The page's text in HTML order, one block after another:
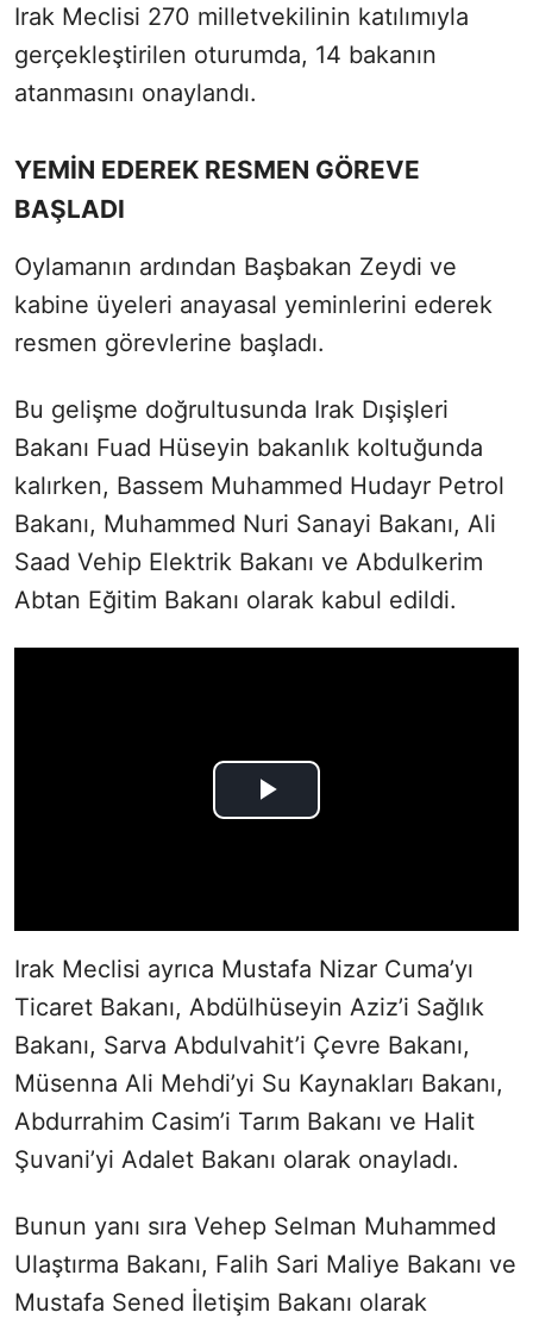
Irak Meclisi 270 milletvekilinin katılımıyla
gerçekleştirilen oturumda, 14 bakanın
atanmasını onaylandı.
YEMİN EDEREK RESMEN GÖREVE
BAŞLADI
Oylamanın ardından Başbakan Zeydi ve
kabine üyeleri anayasal yeminlerini ederek
resmen görevlerine başladı.
Bu gelişme doğrultusunda Irak Dışişleri
Bakanı Fuad Hüseyin bakanlık koltuğunda
kalırken, Bassem Muhammed Hudayr Petrol
Bakanı, Muhammed Nuri Sanayi Bakanı, Ali
Saad Vehip Elektrik Bakanı ve Abdulkerim
Abtan Eğitim Bakanı olarak kabul edildi.
Irak Meclisi ayrıca Mustafa Nizar Cuma’yı
Ticaret Bakanı, Abdülhüseyin Aziz’i Sağlık
Bakanı, Sarva Abdulvahit’i Çevre Bakanı,
Müsenna Ali Mehdi’yi Su Kaynakları Bakanı,
Abdurrahim Casim’i Tarım Bakanı ve Halit
Şuvani’yi Adalet Bakanı olarak onayladı.
Bunun yanı sıra Vehep Selman Muhammed
Ulaştırma Bakanı, Falih Sari Maliye Bakanı ve
Mustafa Sened İletişim Bakanı olarak